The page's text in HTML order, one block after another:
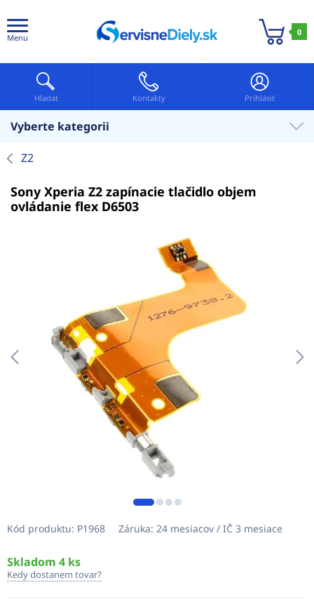
Menu
0
Hľadať Kontakty Prihlásiť
Vyberte kategorii
Z2
Sony Xperia Z2 zapínacie tlačidlo objem
ovládanie flex D6503
Kód produktu: P1968 Záruka: 24 mesiacov / IČ 3 mesiace
Skladom 4 ks
Kedy dostanem tovar?